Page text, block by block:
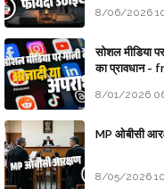
8/06/2026
सोशल मीडिया
का प्रावधान
8/01/2026
MP ओबीसी
8/05/2026